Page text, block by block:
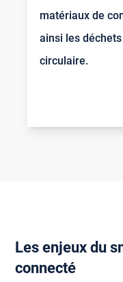
matériaux de
ainsi les
circulaire.
Les enjeux du
connecté